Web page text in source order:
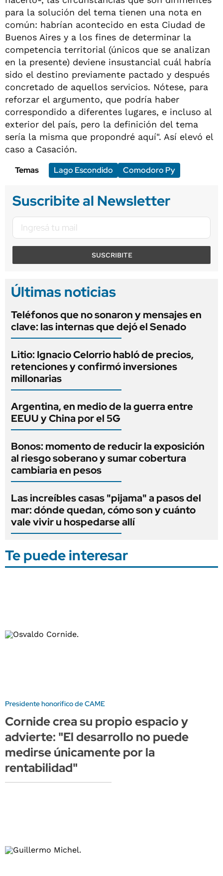
para la solución del tema tienen una nota en
común: habrían acontecido en esta Ciudad de
Buenos Aires y a los fines de determinar la
competencia territorial (únicos que se analizan
en la presente) deviene insustancial cuál habría
sido el destino previamente pactado y después
concretado de aquellos servicios. Nótese, para
reforzar el argumento, que podría haber
correspondido a diferentes lugares, e incluso al
exterior del país, pero la definición del tema
sería la misma que propondré aquí". Así elevó el
caso a Casación.
Temas
Lago Escondido Comodoro Py
Suscribite al Newsletter
SUSCRIBITE
Últimas noticias
Teléfonos que no sonaron y mensajes en
clave: las internas que dejó el Senado
Litio: Ignacio Celorrio habló de precios,
retenciones y confirmó inversiones
millonarias
Argentina, en medio de la guerra entre
EEUU y China por el 5G
Bonos: momento de reducir la exposición
al riesgo soberano y sumar cobertura
cambiaria en pesos
Las increíbles casas "pijama" a pasos del
mar: dónde quedan, cómo son y cuánto
vale vivir u hospedarse allí
Te puede interesar
Presidente honorífico de CAME
Cornide crea su propio espacio y
advierte: "El desarrollo no puede
medirse únicamente por la
rentabilidad"